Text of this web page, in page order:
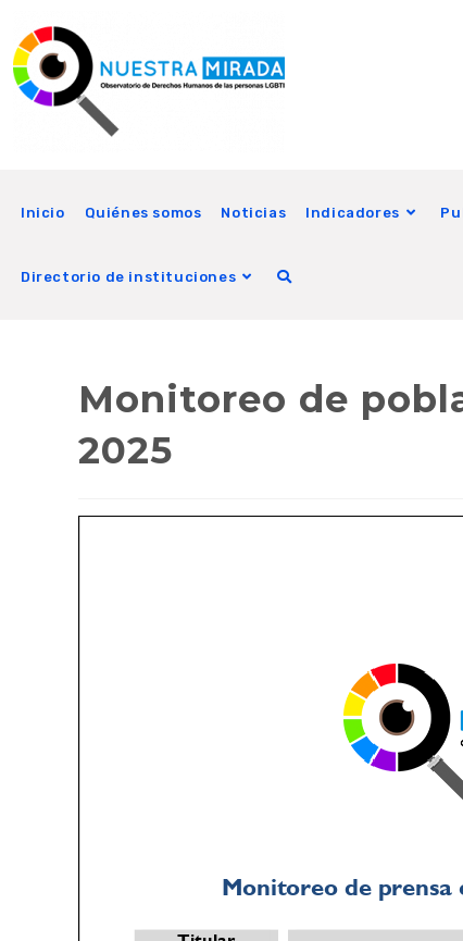
Inicio Quiénes somos Noticias Indicadores
Directorio de instituciones
Monitoreo de
2025